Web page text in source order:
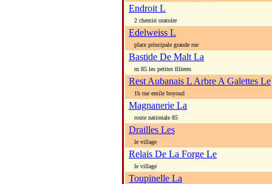
Endroit L
2 chemin oratoire
Edelweiss L
place principale grande rue
Bastide De Malt La
rn 85 les petites filieres
Rest Aubanais L Arbre A Galettes Le
1b rue emile boyoud
Magnanerie La
route nationale 85
Drailles Les
le village
Relais De La Forge Le
le village
Toupinelle La